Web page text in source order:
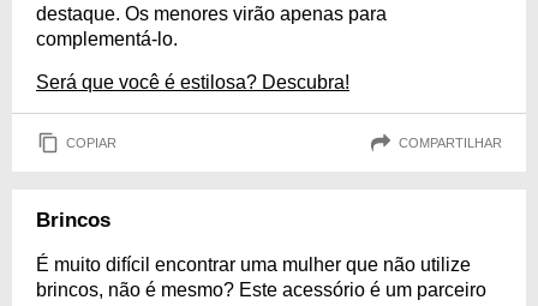
destaque. Os menores virão apenas para
complementá-lo.
Será que você é estilosa? Descubra!
COPIAR COMPARTILHAR
Brincos
É muito difícil encontrar uma mulher que não utilize
brincos, não é mesmo? Este acessório é um parceiro